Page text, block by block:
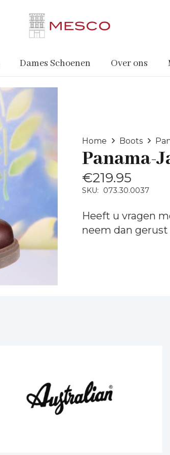
Dames Schoenen Over ons
Home Boots
Panama-
€219.95
SKU: 073.30.0037
Heeft u vragen
neem dan gerust